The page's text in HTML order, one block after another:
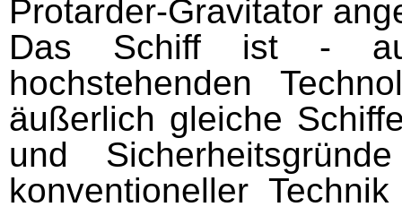
Protarder-Gravitator
Das Schiff ist -
hochstehenden
äußerlich gleiche
und
konventioneller